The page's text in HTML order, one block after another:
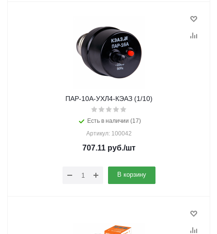
ПАР-10А-УХЛ4-КЭАЗ (1/10)
Есть в наличии (17)
Артикул: 100042
707.11 руб./шт
В корзину